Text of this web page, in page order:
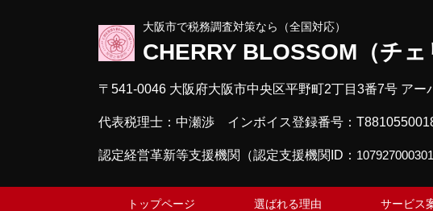
大阪市で税務調査対策なら（全国対応）
CHERRY BLOSSOM（チ
〒541-0046 大阪府大阪市中央区平野町2丁目3番7号 アー
代表税理士：中瀬渉 インボイス登録番号：
認定経営革新等支援機関（認定支援機関ID： 107927000301
トップページ 選ばれる理由 サービス